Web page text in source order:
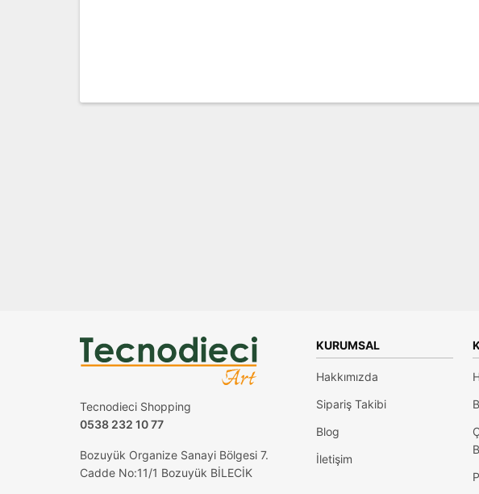
Tecnodieci Shopping
0538 232 10 77
Bozuyük Organize Sanayi Bölgesi 7.
Cadde No:11/1 Bozuyük BİLECİK
KURUMSAL
Hakkımızda
Sipariş Takibi
Blog
İletişim